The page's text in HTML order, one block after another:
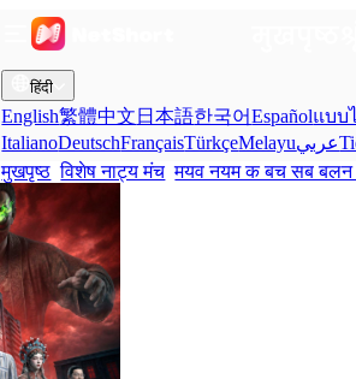
हिंदी
English繁體中文 日本語한국어Españolแบบ
ItalianoDeutschFrançaisTürkçeMelayuعربي
मुखपृष्ठ विशेष नाट्य मंच मयव नयम क बच सब